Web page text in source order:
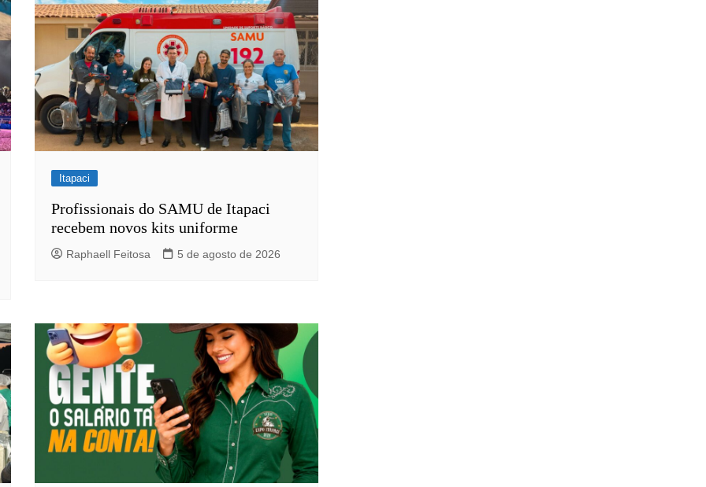
Itapaci
Profissionais do SAMU de Itapaci
recebem novos kits uniforme
Raphaell Feitosa 5 de agosto de 2026